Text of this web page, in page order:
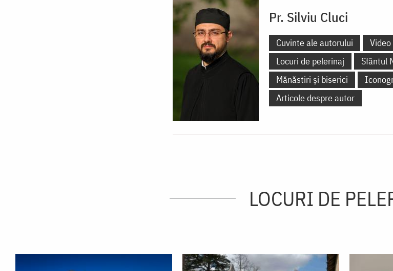
Pr. Silviu Cluci
Cuvinte ale autorului Video
Locuri de pelerinaj
Sfântul
Mănăstiri și biserici
Articole despre autor
LOCURI DE